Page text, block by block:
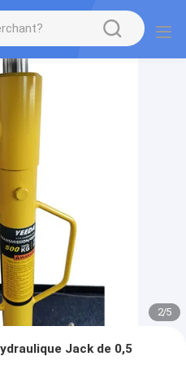
2/5
Jack de 0,5